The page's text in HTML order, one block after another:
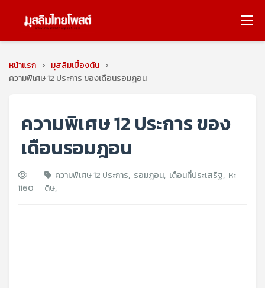
หน้าแรก › มุสลิมเบื้องต้น ›
ความพิเศษ 12 ประการ ของเดือนรอมฎอน
ความพิเศษ 12 ประการ ของ
เดือนรอมฎอน
1160
ความพิเศษ 12 ประการ, รอมฎอน, เดือนที่ประเสริฐ, หะ
ดิษ,